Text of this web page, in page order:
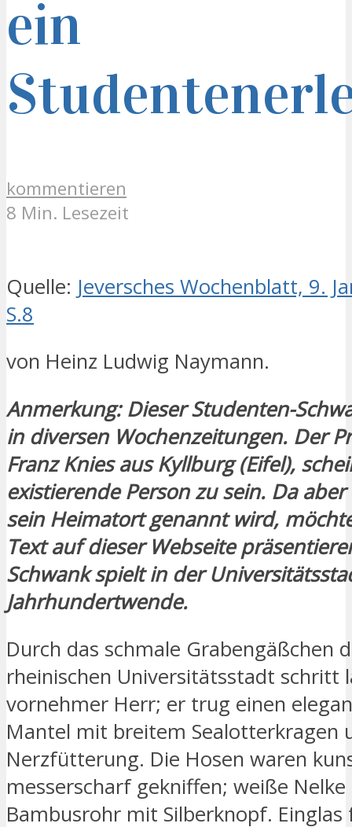
ein
kommentieren
8 Min. Lesezeit
Quelle: Jeversches Wochenblatt, 9.
S.8
von Heinz Ludwig Naymann.
Anmerkung: Dieser Studenten-
in diversen Wochenzeitungen. Der
Franz Knies aus Kyllburg (Eifel),
existierende Person zu sein. Da
sein Heimatort genannt wird,
Text auf dieser Webseite
Schwank spielt in der
Jahrhundertwende.
Durch das schmale Grabengäßchen
rheinischen Universitätsstadt schritt
vornehmer Herr; er trug einen
Mantel mit breitem Sealotterkragen
Nerzfütterung. Die Hosen waren
messerscharf gekniffen; weiße
Bambusrohr mit Silberknopf.